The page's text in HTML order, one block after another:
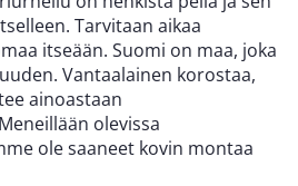
Tarvitaan aikaa
itseään. Suomi on maa, joka
Vantaalainen korostaa,
ainoastaan
olevissa
ole saaneet kovin montaa